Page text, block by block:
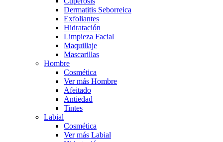
Dermatitis Seborreica
Exfoliantes
Hidratación
Limpieza Facial
Maquillaje
Mascarillas
Hombre
Cosmética
Ver más Hombre
Afeitado
Antiedad
Tintes
Labial
Cosmética
Ver más Labial